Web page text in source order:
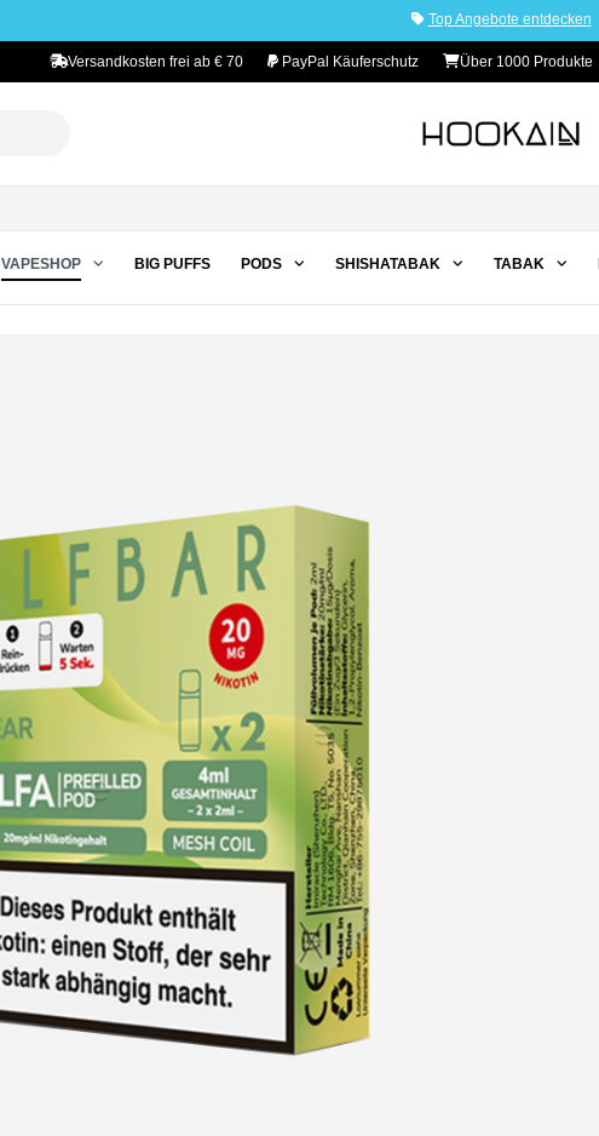
Top Angebote entdecken
Versandkosten frei ab € 70 PayPal Käuferschutz Über 1000 Produkte
VAPESHOP BIG PUFFS PODS SHISHATABAK TABAK